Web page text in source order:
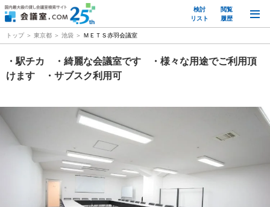
検討
リスト
閲覧
履歴
トップ 東京都 池袋 ＭＥＴＳ赤羽会議室
・駅チカ ・綺麗な会議室です ・様々な用途でご利用頂
けます ・サブスク利用可